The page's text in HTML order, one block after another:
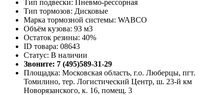
Тип подвески: Пневмо-рессорная
Тип тормозов: Дисковые
Марка тормозной системы: WABCO
Объём кузова: 93 м3
Остаток резины: 40%
ID товара: 08643
Статус: В наличии
Звоните: 7 (495)589-31-29
Площадка: Московская область, г.о. Люберцы, пгт.
Томилино, тер. Логистический Центр, ш. 23-й км
Новорязанского, к. 16, помещ. 3